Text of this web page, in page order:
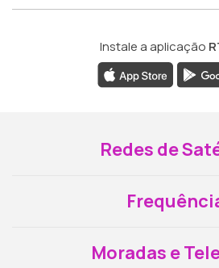
Instale a aplicação
Redes de
Moradas e